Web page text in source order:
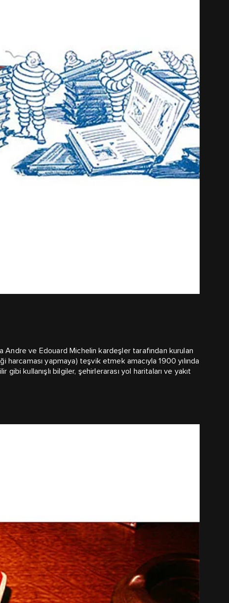
Andre ve Edouard Michelin kardeşler tarafından kurulan
yapmaya) teşvik etmek amacıyla 1900 yılında
kullanışlı bilgiler, şehirlerarası yol haritaları ve yakıt